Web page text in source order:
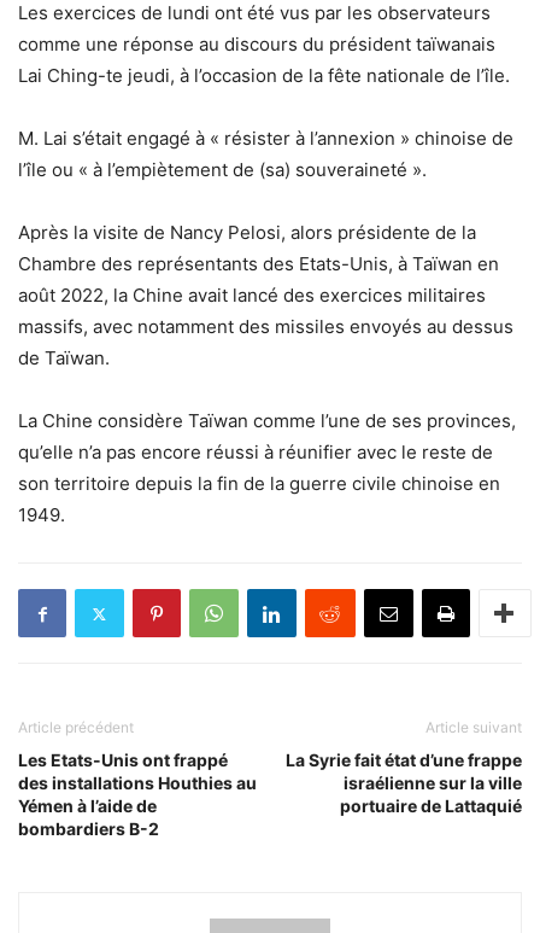
Les exercices de lundi ont été vus par les observateurs
comme une réponse au discours du président taïwanais
Lai Ching-te jeudi, à l’occasion de la fête nationale de l’île.
M. Lai s’était engagé à « résister à l’annexion » chinoise de
l’île ou « à l’empiètement de (sa) souveraineté ».
Après la visite de Nancy Pelosi, alors présidente de la
Chambre des représentants des Etats-Unis, à Taïwan en
août 2022, la Chine avait lancé des exercices militaires
massifs, avec notamment des missiles envoyés au dessus
de Taïwan.
La Chine considère Taïwan comme l’une de ses provinces,
qu’elle n’a pas encore réussi à réunifier avec le reste de
son territoire depuis la fin de la guerre civile chinoise en
1949.
Article précédent
Les Etats-Unis ont frappé
des installations Houthies au
Yémen à l’aide de
bombardiers B-2
Article suivant
La Syrie fait état d’une frappe
israélienne sur la ville
portuaire de Lattaquié